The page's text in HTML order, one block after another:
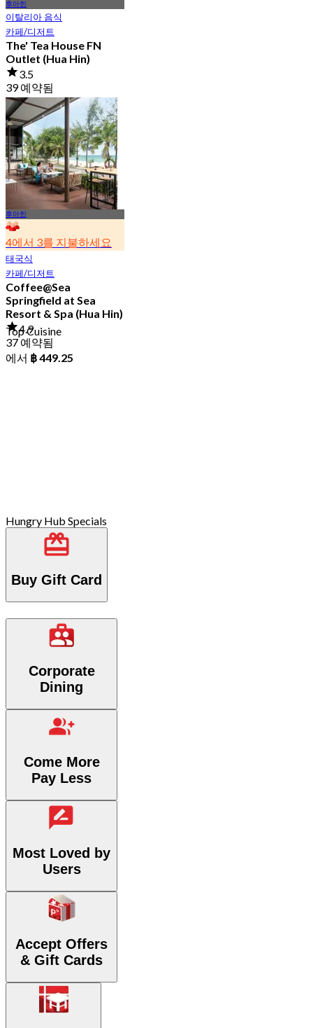
후아힌
이탈리아 음식
카페/디저트
The' Tea House FN
Outlet (Hua Hin)
3.5
39 예약됨
에서฿ 425
후아힌
4에서 3를 지불하세요
태국식
카페/디저트
Coffee@Sea
Springfield at Sea
Resort & Spa (Hua Hin)
4.9
37 예약됨
에서 ฿ 449.25
Top Cuisine
Hungry Hub Specials
Buy Gift Card
Corporate
Dining
Come More
Pay Less
Most Loved by
Users
Accept Offers
& Gift Cards